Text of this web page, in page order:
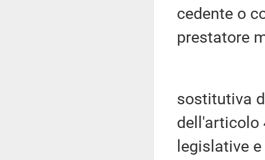
cedente o
prestatore
sostitutiva
dell'articolo
legislative